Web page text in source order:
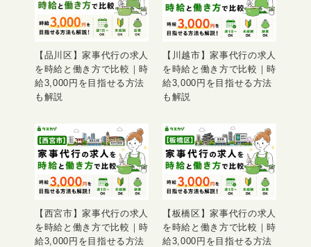
【品川区】家事代行の求人
を時給と働き方で比較｜時
給3,000円を目指せる方法
も解説
【川越市】家事代行の求人
を時給と働き方で比較｜時
給3,000円を目指せる方法
も解説
【西宮市】家事代行の求人
を時給と働き方で比較｜時
給3,000円を目指せる方法
【板橋区】家事代行の求人
を時給と働き方で比較｜時
給3,000円を目指せる方法